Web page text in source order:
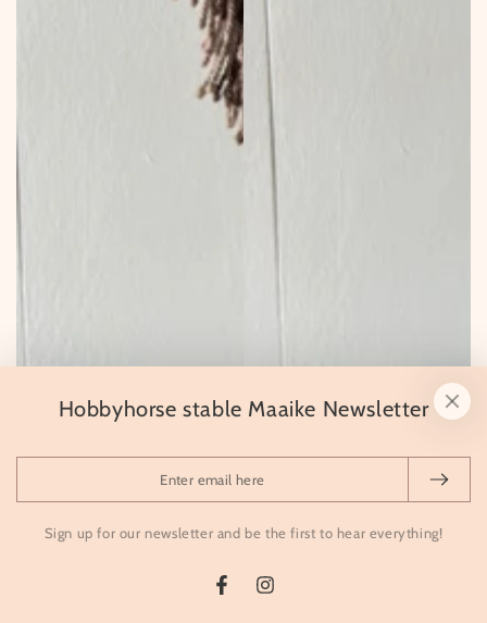
Hobbyhorse stable Maaike Newsletter
email
hereSign up for our newsletter and be the first to hear everything!
FacebookInstagram